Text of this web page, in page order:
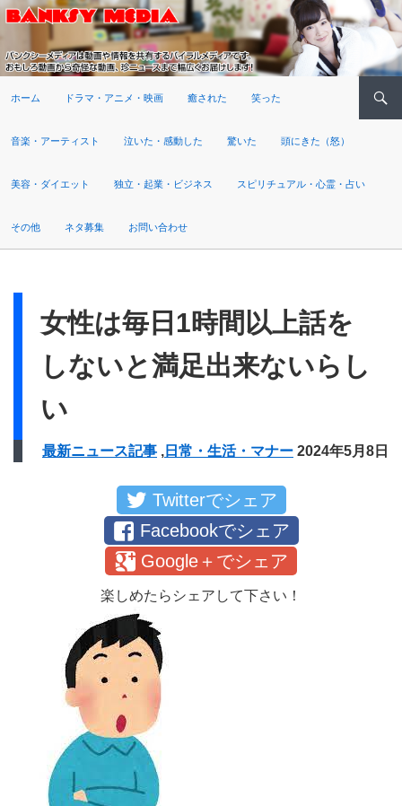
ホーム ドラマ・アニメ・映画 癒された 笑った
音楽・アーティスト 泣いた・感動した 驚いた 頭にきた（怒）
美容・ダイエット 独立・起業・ビジネス スピリチュアル・心霊・占い
その他 ネタ募集 お問い合わせ
女性は毎日1時間以上話を
しないと満足出来ないらし
い
最新ニュース記事 , 日常・生活・マナー 2024年5月8日
Twitterでシェア
Facebookでシェア
Google＋でシェア
楽しめたらシェアして下さい！